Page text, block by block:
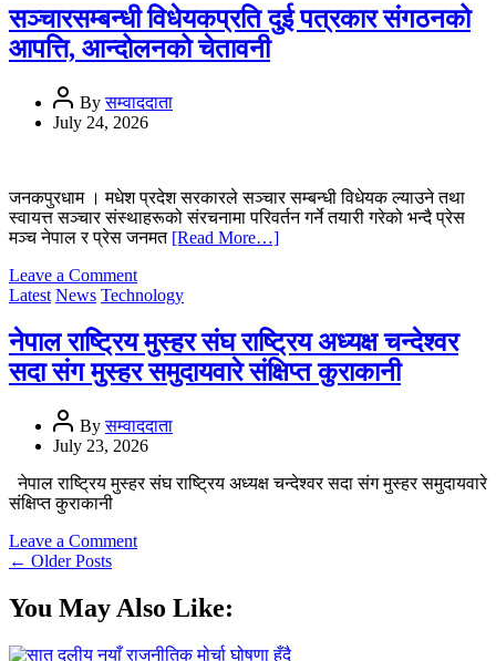
उत्कृष्ट
विद्यार्थी
सम्मानित,
लागि
सहयोग
सञ्चारसम्बन्धी विधेयकप्रति दुई पत्रकार संगठनको
आपत्ति, आन्दोलनको चेतावनी
Byसम्वाददाता
July 24, 2026
जनकपुरधाम । मधेश प्रदेश सरकारले सञ्चार सम्बन्धी विधेयक ल्याउने तथा
स्वायत्त सञ्चार संस्थाहरूको संरचनामा परिवर्तन गर्ने तयारी गरेको भन्दै प्रेस
मञ्च नेपाल र प्रेस जनमत [Read More…]
Leave a Commenton
सञ्चारसम्बन्धी
दुई
पत्रकार
संगठनको
आपत्ति,
चेतावनी
Latest News Technology
नेपाल राष्ट्रिय मुस्हर संघ राष्ट्रिय अध्यक्ष चन्देश्वर
सदा संग मुस्हर समुदायवारे संक्षिप्त कुराकानी
Byसम्वाददाता
July 23, 2026
नेपाल राष्ट्रिय मुस्हर संघ राष्ट्रिय अध्यक्ष चन्देश्वर सदा संग मुस्हर समुदायवारे
संक्षिप्त कुराकानी
Leave a Commenton
मुस्हर
संघ
Posts
navigation
← Older Posts
You May Also Like: